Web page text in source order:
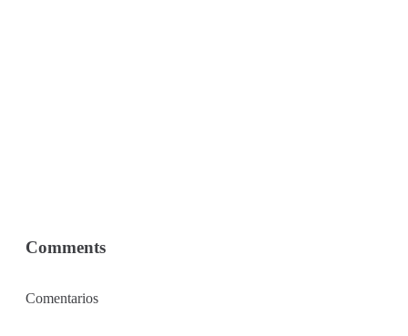
Comments
Comentarios